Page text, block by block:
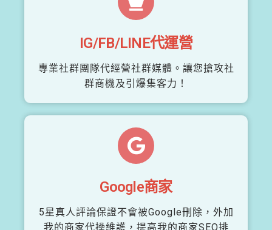
IG/FB/LINE代運營
專業社群團隊代經營社群媒體。讓您搶攻社
群商機及引爆集客力！
Google商家
5星真人評論保證不會被Google刪除，外加
我的商家代操維護，提高我的商家SEO排